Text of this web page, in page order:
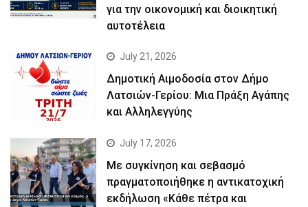
για την οικονομική και διοικητική
αυτοτέλεια
July 21, 2026
Δημοτική Αιμοδοσία στον Δήμο
Λατσιών-Γερίου: Μια Πράξη Αγάπης
και Αλληλεγγύης
July 17, 2026
Με συγκίνηση και σεβασμό
πραγματοποιήθηκε η αντικατοχική
εκδήλωση «Κάθε πέτρα και